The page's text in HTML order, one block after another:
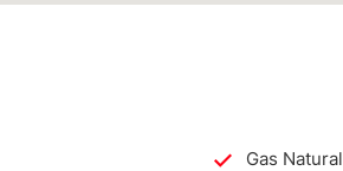
Gas Natural